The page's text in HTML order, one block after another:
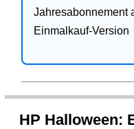
Jahresabonnement
Einmalkauf-Version
HP Halloween: